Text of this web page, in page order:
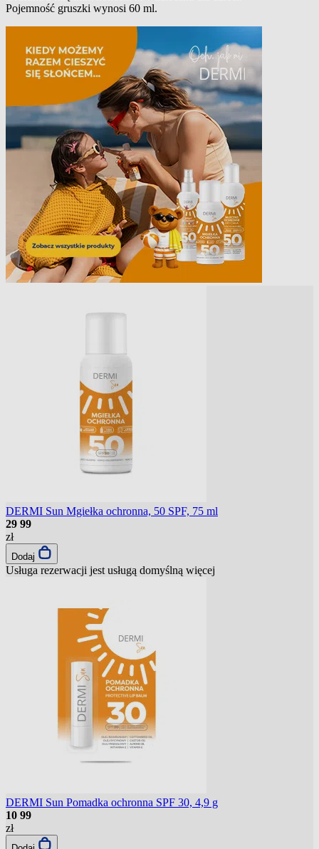
Opis produktu
Pojemność gruszki wynosi 60 ml.
DERMI Sun Mgiełka ochronna, 50 SPF, 75 ml
29 99
zł
Dodaj
Usługa rezerwacji jest usługą domyślną więcej
DERMI Sun Pomadka ochronna SPF 30, 4,9 g
10 99
zł